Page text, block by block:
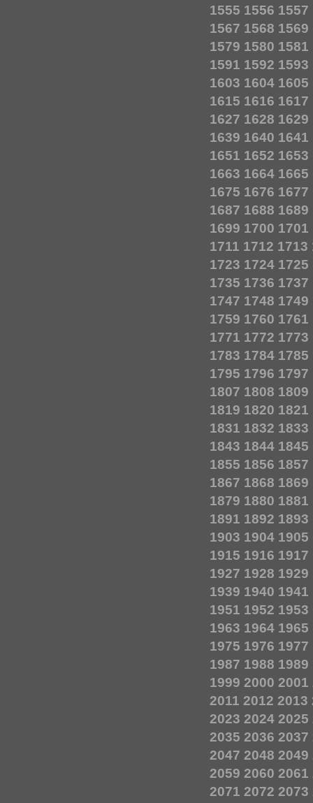
1555 1556 1557
1567 1568 1569
1579 1580 1581
1591 1592 1593
1603 1604 1605
1615 1616 1617
1627 1628 1629
1639 1640 1641
1651 1652 1653
1663 1664 1665
1675 1676 1677
1687 1688 1689
1699 1700 1701
1711 1712 1713
1723 1724 1725
1735 1736 1737
1747 1748 1749
1759 1760 1761
1771 1772 1773
1783 1784 1785
1795 1796 1797
1807 1808 1809
1819 1820 1821
1831 1832 1833
1843 1844 1845
1855 1856 1857
1867 1868 1869
1879 1880 1881
1891 1892 1893
1903 1904 1905
1915 1916 1917
1927 1928 1929
1939 1940 1941
1951 1952 1953
1963 1964 1965
1975 1976 1977
1987 1988 1989
1999 2000 2001
2011 2012 2013
2023 2024 2025
2035 2036 2037
2047 2048 2049
2059 2060 2061
2071 2072 2073